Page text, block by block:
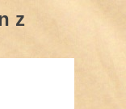
z